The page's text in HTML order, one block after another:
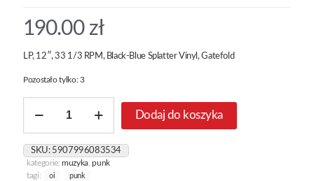
190.00 zł
LP, 12″, 33 1/3 RPM, Black-Blue Splatter Vinyl, Gatefold
Pozostało tylko: 3
[Splatter
/
Deleted]
Dodaj do koszyka
SKU: 5907996083534
kategorie:muzyka,punk
tagi:
oi punk